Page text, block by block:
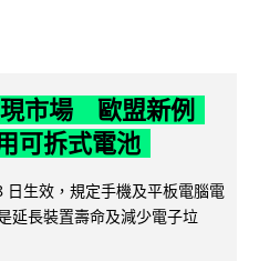
市場 歐盟新例
可拆式電池
生效，規定手機及平板電腦電
延長裝置壽命及減少電子垃